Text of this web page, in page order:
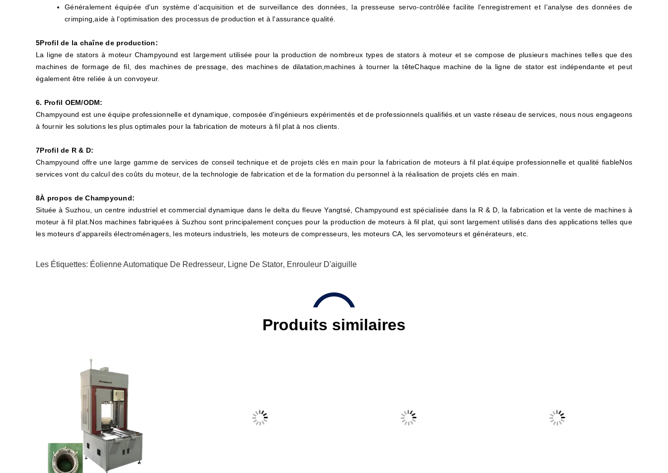
Généralement équipée d'un système d'acquisition et de surveillance des données, la presseuse servo-contrôlée facilite l'enregistrement et l'analyse des données de
crimping,aide à l'optimisation des processus de production et à l'assurance qualité.
5Profil de la chaîne de production:
La ligne de stators à moteur Champyound est largement utilisée pour la production de nombreux types de stators à moteur et se compose de plusieurs machines telles que des
machines de formage de fil, des machines de pressage, des machines de dilatation,machines à tourner la têteChaque machine de la ligne de stator est indépendante et peut
également être reliée à un convoyeur.
6. Profil OEM/ODM:
Champyound est une équipe professionnelle et dynamique, composée d'ingénieurs expérimentés et de professionnels qualifiés.et un vaste réseau de services, nous nous engageons
à fournir les solutions les plus optimales pour la fabrication de moteurs à fil plat à nos clients.
7Profil de R & D:
Champyound offre une large gamme de services de conseil technique et de projets clés en main pour la fabrication de moteurs à fil plat.équipe professionnelle et qualité fiableNos
services vont du calcul des coûts du moteur, de la technologie de fabrication et de la formation du personnel à la réalisation de projets clés en main.
8À propos de Champyound:
Située à Suzhou, un centre industriel et commercial dynamique dans le delta du fleuve Yangtsé, Champyound est spécialisée dans la R & D, la fabrication et la vente de machines à
moteur à fil plat.Nos machines fabriquées à Suzhou sont principalement conçues pour la production de moteurs à fil plat, qui sont largement utilisés dans des applications telles que
les moteurs d'appareils électroménagers, les moteurs industriels, les moteurs de compresseurs, les moteurs CA, les servomoteurs et générateurs, etc.
Les Étiquettes: Éolienne Automatique De Redresseur, Ligne De Stator, Enrouleur D'aiguille
Produits similaires